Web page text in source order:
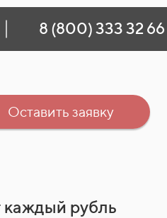
8 (800) 333 32 66
Оставить заявку
каждый рубль